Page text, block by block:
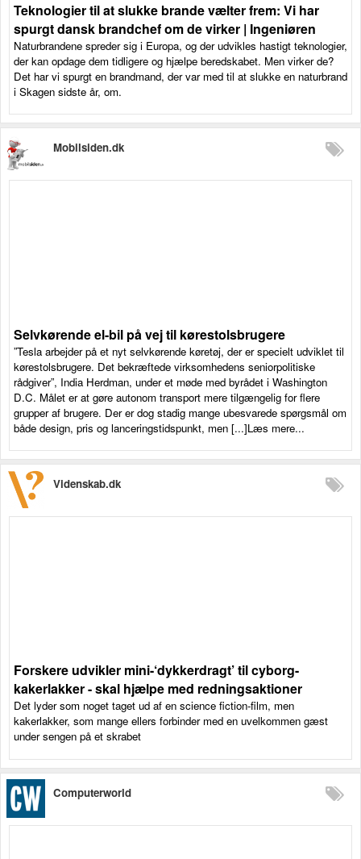
Teknologier til at slukke brande vælter frem: Vi har
spurgt dansk brandchef om de virker | Ingeniøren
Naturbrandene spreder sig i Europa, og der udvikles hastigt teknologier,
der kan opdage dem tidligere og hjælpe beredskabet. Men virker de?
Det har vi spurgt en brandmand, der var med til at slukke en naturbrand
i Skagen sidste år, om.
Mobilsiden.dk
Selvkørende el-bil på vej til kørestolsbrugere
”Tesla arbejder på et nyt selvkørende køretøj, der er specielt udviklet til
kørestolsbrugere. Det bekræftede virksomhedens seniorpolitiske
rådgiver”, India Herdman, under et møde med byrådet i Washington
D.C. Målet er at gøre autonom transport mere tilgængelig for flere
grupper af brugere. Der er dog stadig mange ubesvarede spørgsmål om
både design, pris og lanceringstidspunkt, men [...]Læs mere...
Videnskab.dk
Forskere udvikler mini-‘dykkerdragt’ til cyborg-
kakerlakker - skal hjælpe med redningsaktioner
Det lyder som noget taget ud af en science fiction-film, men
kakerlakker, som mange ellers forbinder med en uvelkommen gæst
under sengen på et skrabet
Computerworld